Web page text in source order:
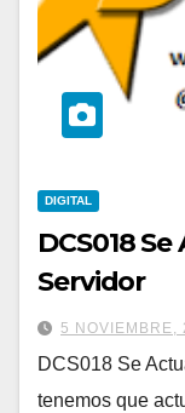
DIGITAL
DCS018
Servidor
5 NOVIEMBRE,
DCS018 Se
tenemos que